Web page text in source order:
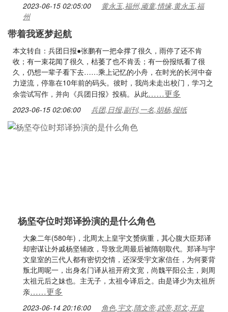
2023-06-15 02:05:00
黄永玉,福州,顽童,情缘,黄永玉,福
州
带着我逐梦起航
本文转自：兵团日报●张鹏有一把伞撑了很久，雨停了还不肯
收；有一束花闻了很久，枯萎了也不肯丢；有一份报纸看了很
久，仍想一辈子看下去……乘上记忆的小舟，在时光的长河中奋
力逆流，停靠在10年前的码头。彼时，我尚未走出校门，学习之
余尝试写作，并向《兵团日报》投稿。从此……更多
2023-06-15 02:06:00 兵团,日报,副刊,一名,胡杨,报纸
杨坚夺位时郑译扮演的是什么角色
大象二年(580年)，北周太上皇宇文赟病重，其心腹大臣郑译
却密谋让外戚杨坚辅政，导致北周最后被隋朝取代。郑译与宇
文皇室的三代人都有密切交情，还深受宇文家信任，为何要背
叛北周呢一，出身名门译从祖开府文宽，尚魏平阳公主，则周
太祖元后之妹也。主无子，太祖令译后之。由是译少为太祖所
亲……更多
2023-06-14 20:16:00 角色,宇文,隋文帝,武帝,郑文,开皇